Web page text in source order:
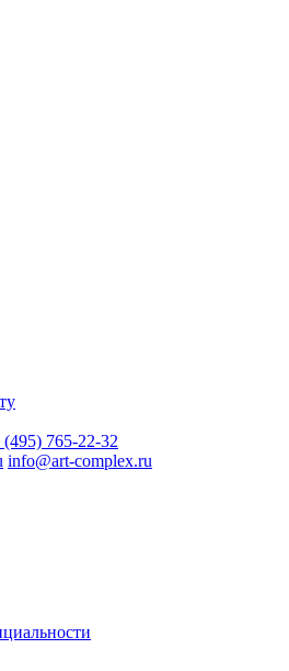
(495) 765-22-32
info@art-complex.ru